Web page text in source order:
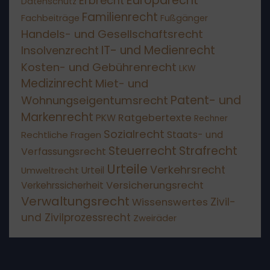
Fachbeiträge Familienrecht Fußgänger
Handels- und Gesellschaftsrecht
Insolvenzrecht IT- und Medienrecht
Kosten- und Gebührenrecht LKW
Medizinrecht Miet- und
Wohnungseigentumsrecht Patent- und
Markenrecht PKW Ratgebertexte Rechner
Rechtliche Fragen Sozialrecht Staats- und
Verfassungsrecht Steuerrecht Strafrecht
Umweltrecht Urteil Urteile Verkehrsrecht
Verkehrssicherheit Versicherungsrecht
Verwaltungsrecht Wissenswertes Zivil-
und Zivilprozessrecht Zweiräder